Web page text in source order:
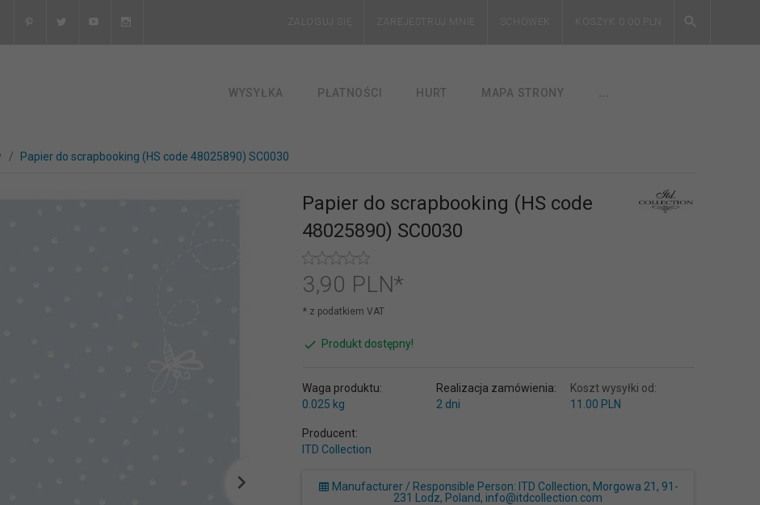
ZALOGUJ SIĘ ZAREJESTRUJ MNIE SCHOWEK KOSZYK
WYSYŁKA PŁATNOŚCI HURT MAPA STRONY
Papier do scrapbooking (HS code 48025890) SC0030
Papier do scrapbooking (HS code
48025890) SC0030
3,90 PLN*
* z podatkiem VAT
Produkt dostępny!
Waga produktu:
0.025 kg
Realizacja zamówienia:
2 dni
Koszt wysyłki od:
11.00 PLN
Producent:
ITD Collection
Manufacturer / Responsible Person: ITD Collection, Morgowa 21, 91-
231 Lodz, Poland, info@itdcollection.com